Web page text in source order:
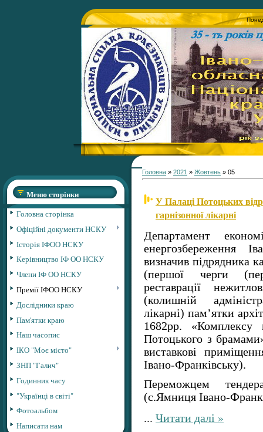
Меню сторінки
Головна сторінка
Офіційні документи НСКУ
Історія ІФОО НСКУ
Керівництво ІФ ОО НСКУ
Члени ІФ ОО НСКУ
Премії ІФОО НСКУ
Дослідники краю
Пам'ятки краю
Наш часопис
ІКО "Моє місто"
ЗНП "Галич"
Годинник часу
"Українці в світі"
Фотоальбом
Написати нам
Головна » 2021 » Жовтень » 05
У Палаці Потоцьких
гарнізонної лікарні
Департамент
енергозбереження
визначив підрядника
(першої черги
реставрації
(колишній
лікарні) пам’ятки
1682рр. «Комплексу
Потоцького з
виставкові
Івано-Франківську).
Переможцем
(с.Ямниця Івано-
... Читати далі »